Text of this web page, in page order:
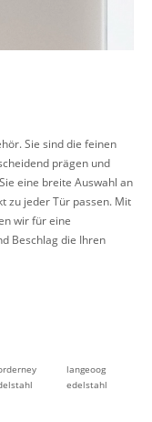
Sie sind die feinen
prägen und
eine breite Auswahl an
zu jeder Tür passen. Mit
wir für eine
Beschlag die Ihren
langeoog
edelstahl